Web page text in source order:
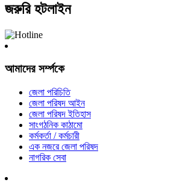
জরুরি হটলাইন
আমাদের সর্ম্পকে
জেলা পরিচিতি
জেলা পরিষদ আইন
জেলা পরিষদ ইতিহাস
সাংগঠনিক কাঠামো
কর্মকর্তা / কর্মচারী
এক নজরে জেলা পরিষদ
নাগরিক সেবা